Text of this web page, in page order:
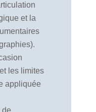
et la
les limites
appliquée
de